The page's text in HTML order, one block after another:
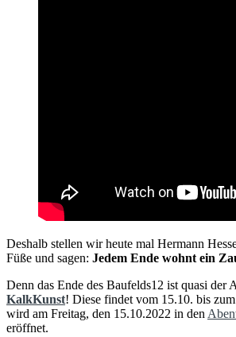
Deshalb stellen wir heute mal Hermann
Füße und sagen: Jedem Ende wohnt ein
Denn das Ende des Baufelds12 ist quasi der
KalkKunst! Diese findet vom 15.10. bis
wird am Freitag, den 15.10.2022 in den
eröffnet.